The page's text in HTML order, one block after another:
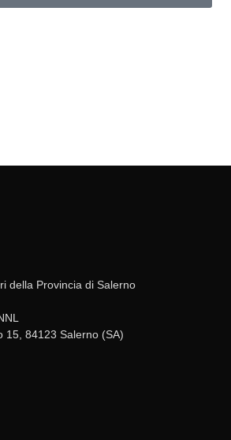
della Provincia di Salerno
15, 84123 Salerno (SA)